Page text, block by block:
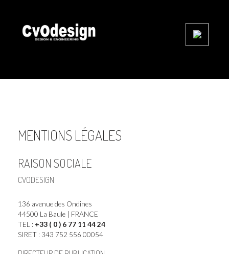
MENTIONS LÉGALES
RAISON SOCIALE
CVODESIGN
136 avenue des Ondines
44500 La Baule | FRANCE
TEL : +33 ( 0 ) 6 77 11 44 24
SIRET : 343 752 556 00054